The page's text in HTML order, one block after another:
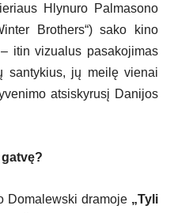
Hlynuro Palmasono
Brothers“) sako kino
itin vizualus pasakojimas
santykius, jų meilę vienai
atsiskyrusį Danijos
Domalewski dramoje „Tyli